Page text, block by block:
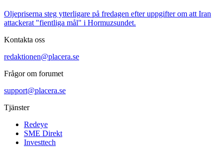
Oljepriserna steg ytterligare på fredagen efter uppgifter om att Iran
attackerat "fientliga mål" i Hormuzsundet.
Kontakta oss
redaktionen@placera.se
Frågor om forumet
support@placera.se
Tjänster
Redeye
SME Direkt
Investtech